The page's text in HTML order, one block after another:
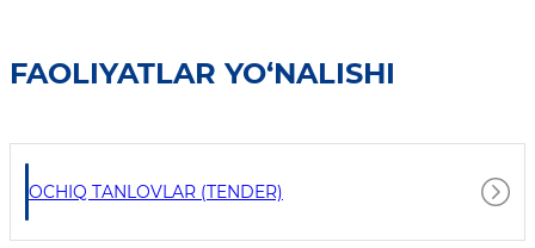
FAOLIYATLAR YO‘NALISHI
OCHIQ TANLOVLAR (TENDER)